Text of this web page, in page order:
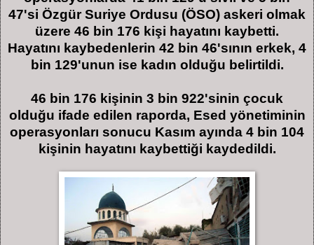
47'si Özgür Suriye Ordusu (ÖSO) askeri olmak
üzere 46 bin 176 kişi hayatını kaybetti.
Hayatını kaybedenlerin 42 bin 46'sının erkek, 4
bin 129'unun ise kadın olduğu belirtildi.
46 bin 176 kişinin 3 bin 922'sinin çocuk
olduğu ifade edilen raporda, Esed yönetiminin
operasyonları sonucu Kasım ayında 4 bin 104
kişinin hayatını kaybettiği kaydedildi.